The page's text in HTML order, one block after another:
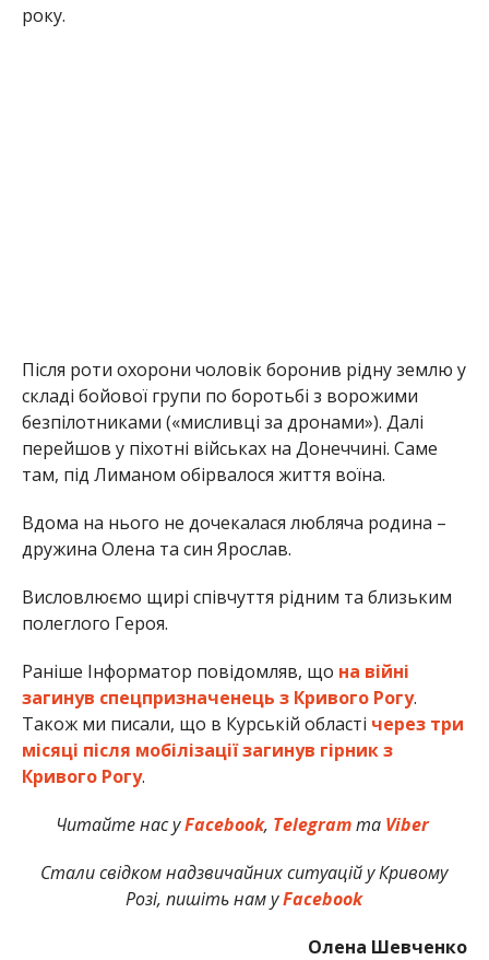
року.
Після роти охорони чоловік боронив рідну землю у
складі бойової групи по боротьбі з ворожими
безпілотниками («мисливці за дронами»). Далі
перейшов у піхотні військах на Донеччині. Саме
там, під Лиманом обірвалося життя воїна.
Вдома на нього не дочекалася любляча родина –
дружина Олена та син Ярослав.
Висловлюємо щирі співчуття рідним та близьким
полеглого Героя.
Раніше Інформатор повідомляв, що на війні
загинув спецпризначенець з Кривого Рогу.
Також ми писали, що в Курській області через три
місяці після мобілізації загинув гірник з
Кривого Рогу.
Читайте нас уFacebook, Telegramта Viber
Стали свідком надзвичайних ситуацій у Кривому
Розі, пишіть нам уFacebook
Олена Шевченко